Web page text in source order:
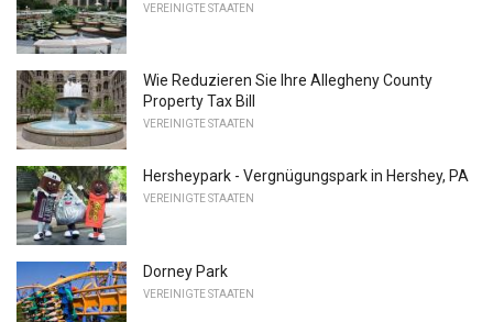
VEREINIGTE STAATEN
Wie Reduzieren Sie Ihre Allegheny County
Property Tax Bill
VEREINIGTE STAATEN
Hersheypark - Vergnügungspark in Hershey, PA
VEREINIGTE STAATEN
Dorney Park
VEREINIGTE STAATEN